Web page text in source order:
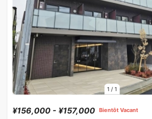
1 / 1
¥156,000 - ¥157,000 Bientôt Vacant